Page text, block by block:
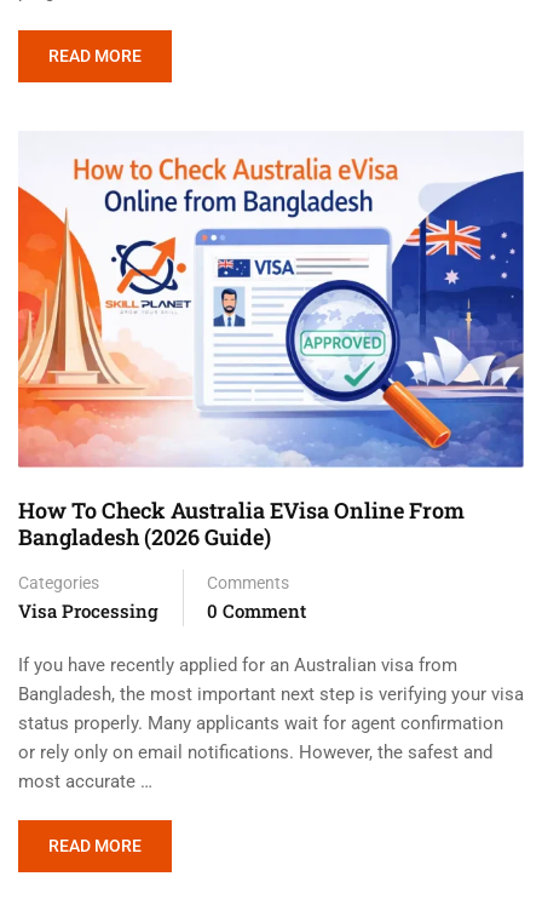
READ MORE
How To Check Australia EVisa Online From
Bangladesh (2026 Guide)
Categories
Visa Processing
Comments
0 Comment
If you have recently applied for an Australian visa from
Bangladesh, the most important next step is verifying your visa
status properly. Many applicants wait for agent confirmation
or rely only on email notifications. However, the safest and
most accurate …
READ MORE